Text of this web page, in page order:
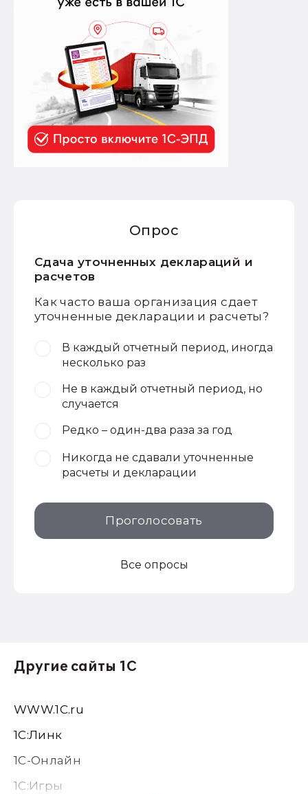
Опрос
Сдача уточненных деклараций и
расчетов
Как часто ваша организация сдает
уточненные декларации и расчеты?
В каждый отчетный период, иногда
несколько раз
Не в каждый отчетный период, но
случается
Редко – один-два раза за год
Никогда не сдавали уточненные
расчеты и декларации
Проголосовать
Все опросы
Другие сайты 1С
WWW.1С.ru
1С:Линк
1С-Онлайн
1C:Игры